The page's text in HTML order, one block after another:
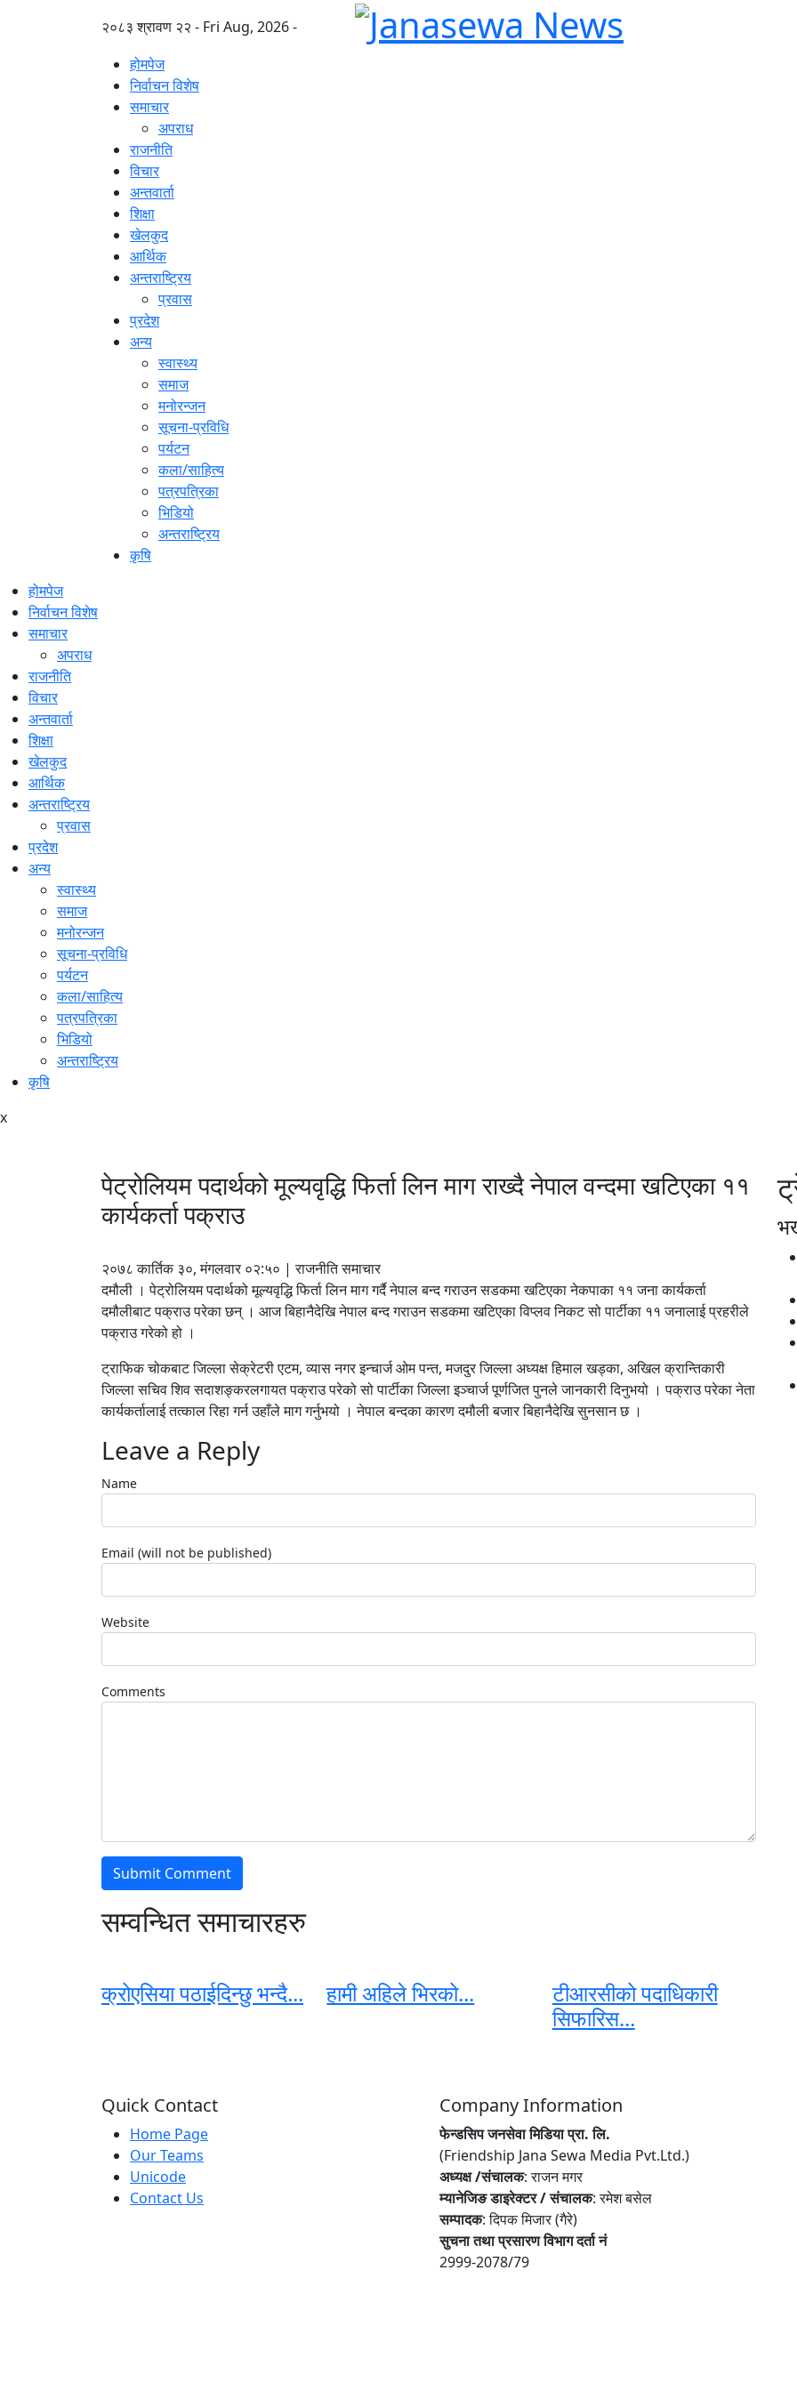
२०८३ श्रावण २२ - Fri Aug, 2026 -
होमपेज
निर्वाचन विशेष
समाचार
अपराध
राजनीति
विचार
अन्तवार्ता
शिक्षा
खेलकुद
आर्थिक
अन्तराष्ट्रिय
प्रवास
प्रदेश
अन्य
स्वास्थ्य
समाज
मनोरन्जन
सूचना-प्रविधि
पर्यटन
कला/साहित्य
पत्रपत्रिका
भिडियो
अन्तराष्ट्रिय
कृषि
होमपेज
निर्वाचन विशेष
समाचार
अपराध
राजनीति
विचार
अन्तवार्ता
शिक्षा
खेलकुद
आर्थिक
अन्तराष्ट्रिय
प्रवास
प्रदेश
अन्य
स्वास्थ्य
समाज
मनोरन्जन
सूचना-प्रविधि
पर्यटन
कला/साहित्य
पत्रपत्रिका
भिडियो
अन्तराष्ट्रिय
कृषि
x
पेट्रोलियम पदार्थको मूल्यवृद्धि फिर्ता लिन माग राख्दै नेपाल वन्दमा खटिएका ११
कार्यकर्ता पक्राउ
२०७८ कार्तिक ३०, मंगलवार ०२:५० | राजनीति समाचार
दमौली । पेट्रोलियम पदार्थको मूल्यवृद्धि फिर्ता लिन माग गर्दै नेपाल बन्द गराउन सडकमा खटिएका नेकपाका ११ जना कार्यकर्ता
दमौलीबाट पक्राउ परेका छन् । आज बिहानैदेखि नेपाल बन्द गराउन सडकमा खटिएका विप्लव निकट सो पार्टीका ११ जनालाई प्रहरीले
पक्राउ गरेको हो ।
ट्राफिक चोकबाट जिल्ला सेक्रेटरी एटम, व्यास नगर इन्चार्ज ओम पन्त, मजदुर जिल्ला अध्यक्ष हिमाल खड्का, अखिल क्रान्तिकारी
जिल्ला सचिव शिव सदाशङ्करलगायत पक्राउ परेको सो पार्टीका जिल्ला इञ्चार्ज पूर्णजित पुनले जानकारी दिनुभयो । पक्राउ परेका नेता
कार्यकर्तालाई तत्काल रिहा गर्न उहाँले माग गर्नुभयो । नेपाल बन्दका कारण दमौली बजार बिहानैदेखि सुनसान छ ।
Leave a Reply
Name
Email (will not be published)
Website
Comments
सम्वन्धित समाचारहरु
क्रोएसिया पठाईदिन्छु भन्दै... हामी अहिले भिरको...
टीआरसीको पदाधिकारी
सिफारिस...
Quick Contact
Home Page
Our Teams
Unicode
Contact Us
Company Information
फेन्डसिप जनसेवा मिडिया प्रा. लि.
(Friendship Jana Sewa Media Pvt.Ltd.)
अध्यक्ष /संचालक: राजन मगर
म्यानेजिङ डाइरेक्टर / संचालक: रमेश बसेल
सम्पादक: दिपक मिजार (गैरे)
सुचना तथा प्रसारण विभाग दर्ता नं
2999-2078/79